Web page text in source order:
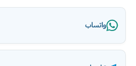
واتساب